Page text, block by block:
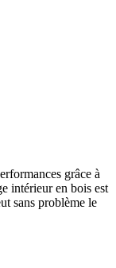
grâce à
intérieur en bois est
sans problème le